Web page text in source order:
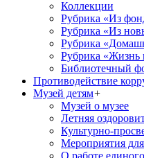
Коллекции
Рубрика «Из
Рубрика «Из
Рубрика
Рубрика «Жизнь
Библиотечный
Противодействие
Музей детям+
Музей о музее
Летняя
Культурно-
Мероприятия
О работе